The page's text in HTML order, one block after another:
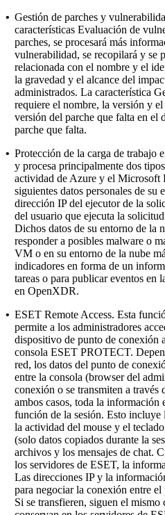
• Gestión de parches y
características Evaluación de
parches, se procesará más
vulnerabilidad, se recopilará y se
relacionada con el nombre y el
la gravedad y el alcance del
administrados. La característica
requiere el nombre, la versión y
versión del parche que falta en
parche que falta.
• Protección de la carga de trabajo
y procesa principalmente dos
actividad de Azure y el Microsoft
siguientes datos personales de su
dirección IP del ejecutor de la
del usuario que ejecuta la
Dichos datos de su entorno de la
responder a posibles malware o
VM o en su entorno de la nube
indicadores en forma de un
tareas o para publicar eventos
en OpenXDR.
• ESET Remote Access. Esta
permite a los administradores
dispositivo de punto de conexión
consola ESET PROTECT.
red, los datos del punto de
entre la consola (browser del
conexión o se transmiten a través
ambos casos, toda la información
función de la sesión. Esto
la actividad del mouse y el
(solo datos copiados durante la
archivos y los mensajes de chat.
los servidores de ESET, la
Las direcciones IP y la
para negociar la conexión entre
Si se transfieren, siguen el